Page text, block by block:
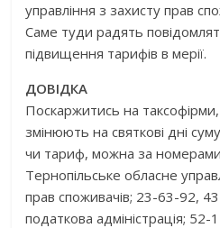
управління з захисту прав
Саме туди радять
підвищення тарифів в мерії.
ДОВІДКА
Поскаржитись на таксофірми,
змінюють на святкові дні
чи тариф, можна за
Тернопільське обласне
прав споживачів; 23-63-92,
податкова адміністрація; 52-